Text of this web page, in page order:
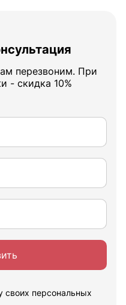
перезвоним. При
- скидка 10%
своих персональных